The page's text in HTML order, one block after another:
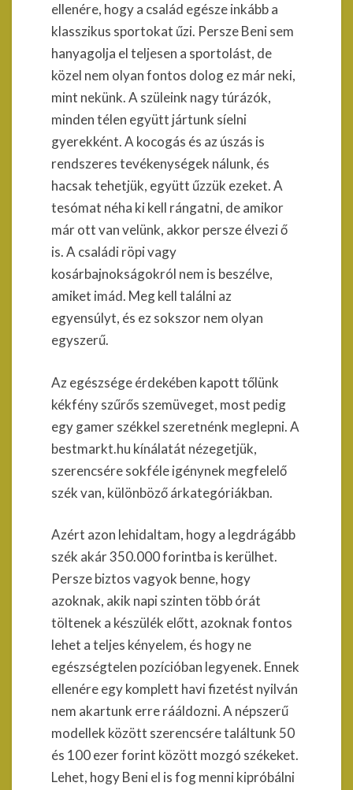
ellenére, hogy a család egésze inkább a
klasszikus sportokat űzi. Persze Beni sem
hanyagolja el teljesen a sportolást, de
közel nem olyan fontos dolog ez már neki,
mint nekünk. A szüleink nagy túrázók,
minden télen együtt jártunk síelni
gyerekként. A kocogás és az úszás is
rendszeres tevékenységek nálunk, és
hacsak tehetjük, együtt űzzük ezeket. A
tesómat néha ki kell rángatni, de amikor
már ott van velünk, akkor persze élvezi ő
is. A családi röpi vagy
kosárbajnokságokról nem is beszélve,
amiket imád. Meg kell találni az
egyensúlyt, és ez sokszor nem olyan
egyszerű.
Az egészsége érdekében kapott tőlünk
kékfény szűrős szemüveget, most pedig
egy gamer székkel szeretnénk meglepni. A
bestmarkt.hu kínálatát nézegetjük,
szerencsére sokféle igénynek megfelelő
szék van, különböző árkategóriákban.
Azért azon lehidaltam, hogy a legdrágább
szék akár 350.000 forintba is kerülhet.
Persze biztos vagyok benne, hogy
azoknak, akik napi szinten több órát
töltenek a készülék előtt, azoknak fontos
lehet a teljes kényelem, és hogy ne
egészségtelen pozícióban legyenek. Ennek
ellenére egy komplett havi fizetést nyilván
nem akartunk erre rááldozni. A népszerű
modellek között szerencsére találtunk 50
és 100 ezer forint között mozgó székeket.
Lehet, hogy Beni el is fog menni kipróbálni